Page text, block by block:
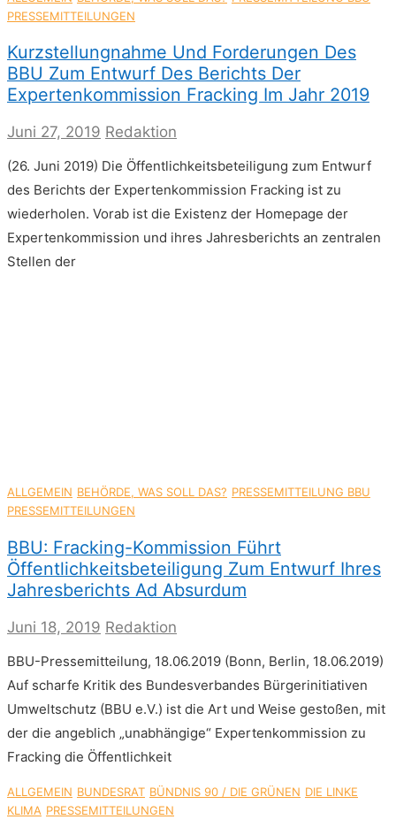
PRESSEMITTEILUNGEN
Kurzstellungnahme Und Forderungen Des
BBU Zum Entwurf Des Berichts Der
Expertenkommission Fracking Im Jahr 2019
Juni 27, 2019 Redaktion
(26. Juni 2019) Die Öffentlichkeitsbeteiligung zum Entwurf
des Berichts der Expertenkommission Fracking ist zu
wiederholen. Vorab ist die Existenz der Homepage der
Expertenkommission und ihres Jahresberichts an zentralen
Stellen der
ALLGEMEIN BEHÖRDE, WAS SOLL DAS? PRESSEMITTEILUNG BBU
PRESSEMITTEILUNGEN
BBU: Fracking-Kommission Führt
Öffentlichkeitsbeteiligung Zum Entwurf Ihres
Jahresberichts Ad Absurdum
Juni 18, 2019 Redaktion
BBU-Pressemitteilung, 18.06.2019 (Bonn, Berlin, 18.06.2019)
Auf scharfe Kritik des Bundesverbandes Bürgerinitiativen
Umweltschutz (BBU e.V.) ist die Art und Weise gestoßen, mit
der die angeblich „unabhängige“ Expertenkommission zu
Fracking die Öffentlichkeit
ALLGEMEIN BUNDESRAT BÜNDNIS 90 / DIE GRÜNEN DIE LINKE
KLIMA PRESSEMITTEILUNGEN